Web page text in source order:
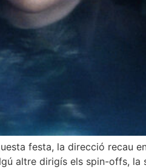
festa, la direcció recau
altre dirigís els spin-offs, la